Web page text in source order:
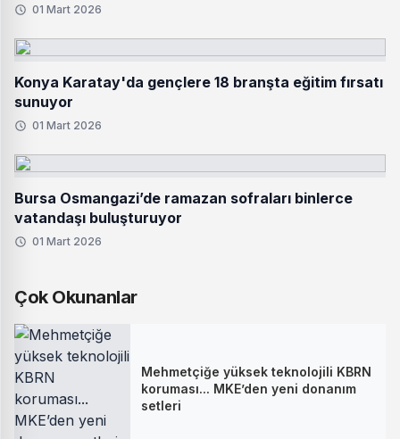
01 Mart 2026
Konya Karatay'da gençlere 18 branşta eğitim fırsatı
sunuyor
01 Mart 2026
Bursa Osmangazi’de ramazan sofraları binlerce
vatandaşı buluşturuyor
01 Mart 2026
Çok Okunanlar
Mehmetçiğe yüksek teknolojili KBRN
koruması... MKE’den yeni donanım
setleri